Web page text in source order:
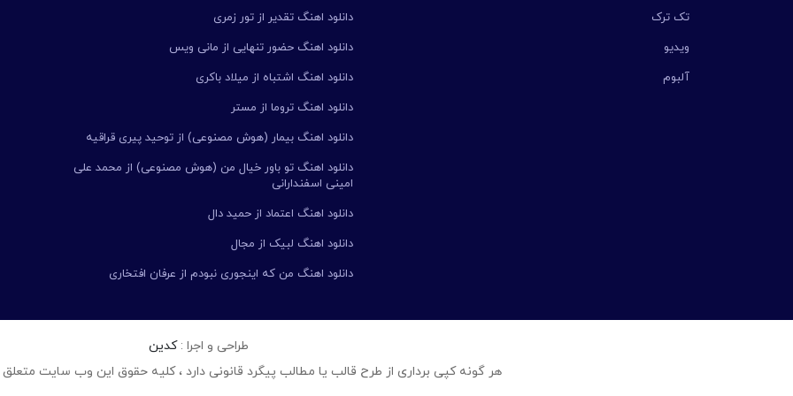
تک ترک
ویدیو
آلبوم
دانلود اهنگ تقدیر از تور زمری
دانلود اهنگ حضور تنهایی از مانی ویس
دانلود اهنگ اشتباه از میلاد باکری
دانلود اهنگ تروما از مستر
دانلود اهنگ بیمار (هوش مصنوعی) از توحید پیری قراقیه
دانلود اهنگ تو باور خیال من (هوش مصنوعی) از محمد علی
امینی اسفندارانی
دانلود اهنگ اعتماد از حمید دال
دانلود اهنگ لبیک از مجال
دانلود اهنگ من که اینجوری نبودم از عرفان افتخاری
طراحی و اجرا :کدین
هر گونه کپی برداری از طرح قالب یا مطالب پیگرد قانونی دارد ، کلیه حقوق این وب سایت